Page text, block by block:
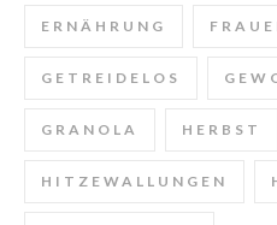
ERNÄHRUNG
GETREIDELOS
GRANOLA HERBST
HITZEWALLUNGEN